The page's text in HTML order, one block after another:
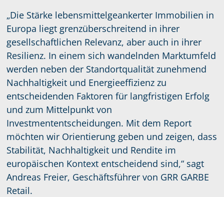
„Die Stärke lebensmittelgeankerter Immobilien in
Europa liegt grenzüberschreitend in ihrer
gesellschaftlichen Relevanz, aber auch in ihrer
Resilienz. In einem sich wandelnden Marktumfeld
werden neben der Standortqualität zunehmend
Nachhaltigkeit und Energieeffizienz zu
entscheidenden Faktoren für langfristigen Erfolg
und zum Mittelpunkt von
Investmententscheidungen. Mit dem Report
möchten wir Orientierung geben und zeigen, dass
Stabilität, Nachhaltigkeit und Rendite im
europäischen Kontext entscheidend sind,“ sagt
Andreas Freier, Geschäftsführer von GRR GARBE
Retail.